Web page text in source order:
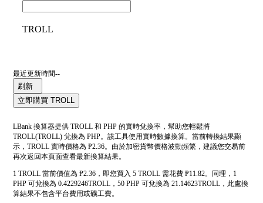
TROLL
最近更新時間--
刷新
立即購買 TROLL
LBank 換算器提供 TROLL 和 PHP 的實時兌換率，幫助您輕鬆將
TROLL(TROLL) 兌換為 PHP。該工具使用實時數據換算。當前轉換結果顯
示，TROLL 實時價格為 ₱2.36。由於加密貨幣價格波動頻繁，建議您交易前
再次返回本頁面查看最新換算結果。
1 TROLL 當前價值為 ₱2.36，即您買入 5 TROLL 需花費 ₱11.82。同理，1
PHP 可兌換為 0.4229246TROLL，50 PHP 可兌換為 21.14623TROLL，此處換
算結果不包含平台費用或礦工費。